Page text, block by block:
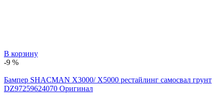
В корзину
-9 %
Бампер SHACMAN X3000/ X5000 рестайлинг самосвал грунт
DZ97259624070 Оригинал